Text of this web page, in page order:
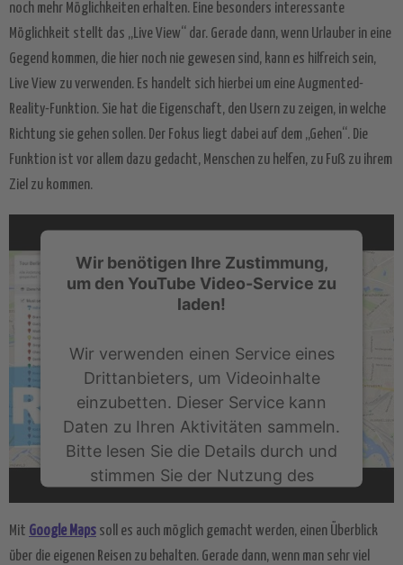
noch mehr Möglichkeiten erhalten. Eine besonders interessante
Möglichkeit stellt das „Live View“ dar. Gerade dann, wenn Urlauber in eine
Gegend kommen, die hier noch nie gewesen sind, kann es hilfreich sein,
Live View zu verwenden. Es handelt sich hierbei um eine Augmented-
Reality-Funktion. Sie hat die Eigenschaft, den Usern zu zeigen, in welche
Richtung sie gehen sollen. Der Fokus liegt dabei auf dem „Gehen“. Die
Funktion ist vor allem dazu gedacht, Menschen zu helfen, zu Fuß zu ihrem
Ziel zu kommen.
Wir benötigen Ihre Zustimmung,
um den YouTube Video-Service zu
laden!
Wir verwenden einen Service eines
Drittanbieters, um Videoinhalte
einzubetten. Dieser Service kann
Daten zu Ihren Aktivitäten sammeln.
Bitte lesen Sie die Details durch und
stimmen Sie der Nutzung des
Service zu, um dieses Video
anzusehen.
Mit Google Maps soll es auch möglich gemacht werden, einen Überblick
über die eigenen Reisen zu behalten. Gerade dann, wenn man sehr viel